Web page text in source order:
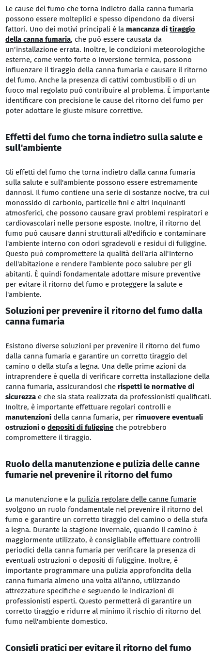
Le cause del fumo che torna indietro dalla canna fumaria
possono essere molteplici e spesso dipendono da diversi
fattori. Uno dei motivi principali è la mancanza ditiraggio
della canna fumaria, che può essere causata da
un'installazione errata. Inoltre, le condizioni meteorologiche
esterne, come vento forte o inversione termica, possono
influenzare il tiraggio della canna fumaria e causare il ritorno
del fumo. Anche la presenza di cattivi combustibili o di un
fuoco mal regolato può contribuire al problema. È importante
identificare con precisione le cause del ritorno del fumo per
poter adottare le giuste misure correttive.
Effetti del fumo che torna indietro sulla salute e
sull'ambiente
Gli effetti del fumo che torna indietro dalla canna fumaria
sulla salute e sull'ambiente possono essere estremamente
dannosi. Il fumo contiene una serie di sostanze nocive, tra cui
monossido di carbonio, particelle fini e altri inquinanti
atmosferici, che possono causare gravi problemi respiratori e
cardiovascolari nelle persone esposte. Inoltre, il ritorno del
fumo può causare danni strutturali all'edificio e contaminare
l'ambiente interno con odori sgradevoli e residui di fuliggine.
Questo può compromettere la qualità dell'aria all'interno
dell'abitazione e rendere l'ambiente poco salubre per gli
abitanti. È quindi fondamentale adottare misure preventive
per evitare il ritorno del fumo e proteggere la salute e
l'ambiente.
Soluzioni per prevenire il ritorno del fumo dalla
canna fumaria
Esistono diverse soluzioni per prevenire il ritorno del fumo
dalla canna fumaria e garantire un corretto tiraggio del
camino o della stufa a legna. Una delle prime azioni da
intraprendere è quella di verificare corretta installazione della
canna fumaria, assicurandosi che rispetti le normative di
sicurezza e che sia stata realizzata da professionisti qualificati.
Inoltre, è importante effettuare regolari controlli e
manutenzioni della canna fumaria, per rimuovere eventuali
ostruzioni odepositi di fuliggine che potrebbero
compromettere il tiraggio.
Ruolo della manutenzione e pulizia delle canne
fumarie nel prevenire il ritorno del fumo
La manutenzione e la pulizia regolare delle canne fumarie
svolgono un ruolo fondamentale nel prevenire il ritorno del
fumo e garantire un corretto tiraggio del camino o della stufa
a legna. Durante la stagione invernale, quando il camino è
maggiormente utilizzato, è consigliabile effettuare controlli
periodici della canna fumaria per verificare la presenza di
eventuali ostruzioni o depositi di fuliggine. Inoltre, è
importante programmare una pulizia approfondita della
canna fumaria almeno una volta all'anno, utilizzando
attrezzature specifiche e seguendo le indicazioni di
professionisti esperti. Questo permetterà di garantire un
corretto tiraggio e ridurre al minimo il rischio di ritorno del
fumo nell'ambiente domestico.
Consigli pratici per evitare il ritorno del fumo